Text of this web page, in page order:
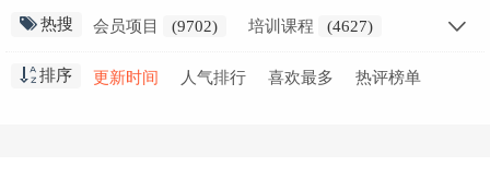
热搜
会员项目 (9702) 培训课程
(4627)
职业技能
(1871) 高中课程
(1636)
排序 更新时间 人气排行 喜欢最多 热评榜单